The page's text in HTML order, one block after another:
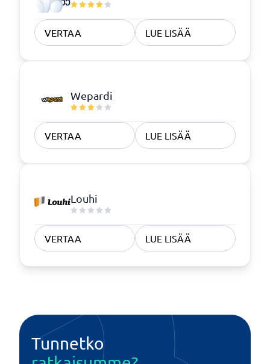
VERTAA LUE LISÄÄ
Wepardi
VERTAA LUE LISÄÄ
Louhi
VERTAA LUE LISÄÄ
Tunnetko